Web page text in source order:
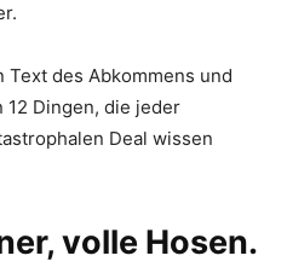
des Abkommens und
12 Dingen, die jeder
Deal wissen
volle Hosen.